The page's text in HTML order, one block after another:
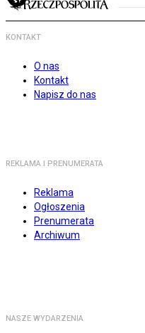
KONTAKT
O nas
Kontakt
Napisz do nas
REKLAMA I PRENUMERATA
Reklama
Ogłoszenia
Prenumerata
Archiwum
NASZE WYDARZENIA